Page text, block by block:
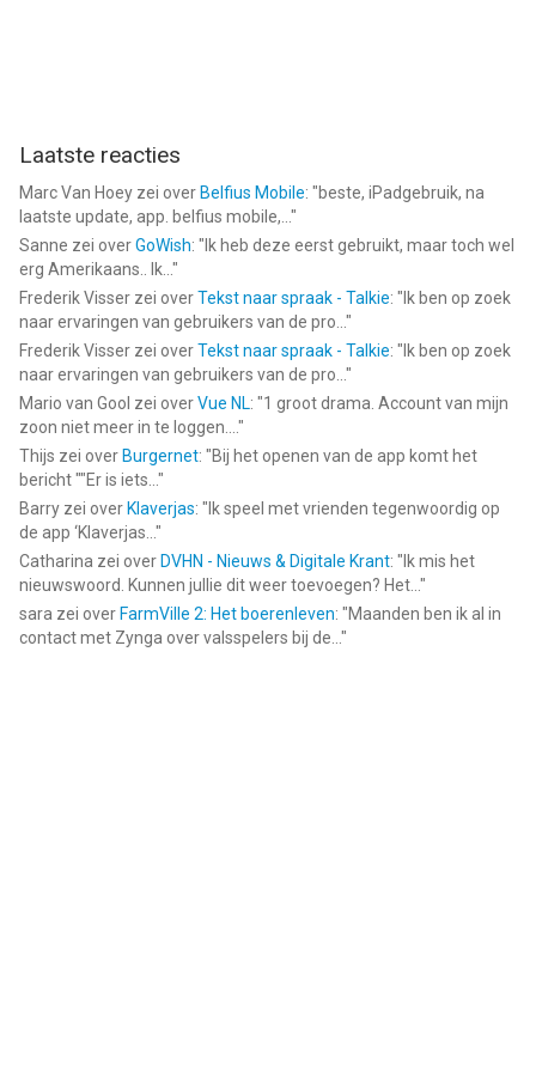
Laatste reacties
Marc Van Hoey zei over Belfius Mobile: "beste, iPadgebruik, na
laatste update, app. belfius mobile,... "
Sanne zei overGoWish: " Ik heb deze eerst gebruikt, maar toch wel
erg Amerikaans.. Ik... "
Frederik Visser zei overTekst naar spraak - Talkie: " Ik ben op zoek
naar ervaringen van gebruikers van de pro... "
Frederik Visser zei overTekst naar spraak - Talkie: " Ik ben op zoek
naar ervaringen van gebruikers van de pro... "
Mario van Gool zei overVue NL: "1 groot drama. Account van mijn
zoon niet meer in te loggen.... "
Thijs zei over Burgernet: "Bij het openen van de app komt het
bericht ""Er is iets... "
Barry zei over Klaverjas: " Ik speel met vrienden tegenwoordig op
de app ‘Klaverjas... "
Catharina zei over DVHN - Nieuws & Digitale Krant: " Ik mis het
nieuwswoord. Kunnen jullie dit weer toevoegen? Het... "
sara zei over FarmVille 2: Het boerenleven: "Maanden ben ik al in
contact met Zynga over valsspelers bij de... "